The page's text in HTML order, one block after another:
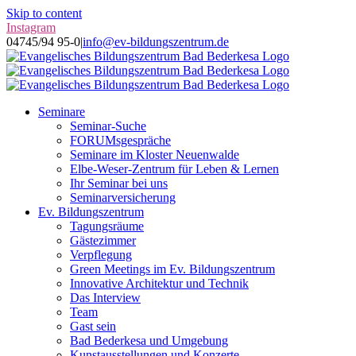
Skip to content
Instagram
04745/94 95-0|info@ev-bildungszentrum.de
Seminare
Seminar-Suche
FORUMsgespräche
Seminare im Kloster Neuenwalde
Elbe-Weser-Zentrum für Leben & Lernen
Ihr Seminar bei uns
Seminarversicherung
Ev. Bildungszentrum
Tagungsräume
Gästezimmer
Verpflegung
Green Meetings im Ev. Bildungszentrum
Innovative Architektur und Technik
Das Interview
Team
Gast sein
Bad Bederkesa und Umgebung